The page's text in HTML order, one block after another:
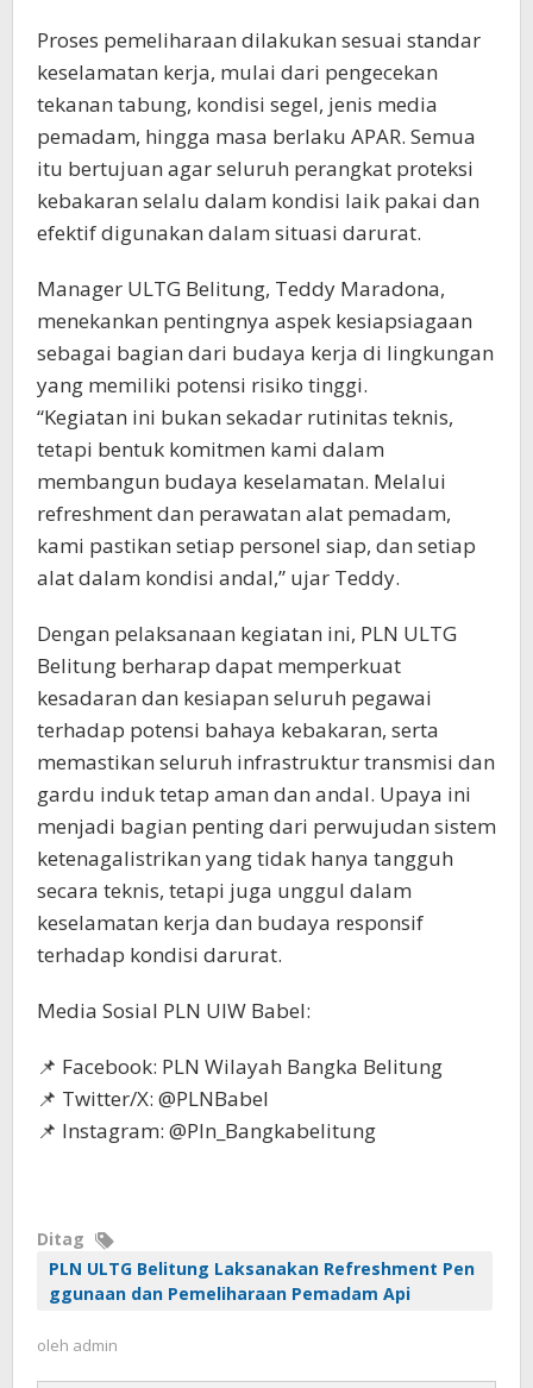
Proses pemeliharaan dilakukan sesuai standar
keselamatan kerja, mulai dari pengecekan
tekanan tabung, kondisi segel, jenis media
pemadam, hingga masa berlaku APAR. Semua
itu bertujuan agar seluruh perangkat proteksi
kebakaran selalu dalam kondisi laik pakai dan
efektif digunakan dalam situasi darurat.
Manager ULTG Belitung, Teddy Maradona,
menekankan pentingnya aspek kesiapsiagaan
sebagai bagian dari budaya kerja di lingkungan
yang memiliki potensi risiko tinggi.
“Kegiatan ini bukan sekadar rutinitas teknis,
tetapi bentuk komitmen kami dalam
membangun budaya keselamatan. Melalui
refreshment dan perawatan alat pemadam,
kami pastikan setiap personel siap, dan setiap
alat dalam kondisi andal,” ujar Teddy.
Dengan pelaksanaan kegiatan ini, PLN ULTG
Belitung berharap dapat memperkuat
kesadaran dan kesiapan seluruh pegawai
terhadap potensi bahaya kebakaran, serta
memastikan seluruh infrastruktur transmisi dan
gardu induk tetap aman dan andal. Upaya ini
menjadi bagian penting dari perwujudan sistem
ketenagalistrikan yang tidak hanya tangguh
secara teknis, tetapi juga unggul dalam
keselamatan kerja dan budaya responsif
terhadap kondisi darurat.
Media Sosial PLN UIW Babel:
📌 Facebook: PLN Wilayah Bangka Belitung
📌 Twitter/X: @PLNBabel
📌 Instagram: @Pln_Bangkabelitung
Ditag
PLN ULTG Belitung Laksanakan Refreshment Pen
ggunaan dan Pemeliharaan Pemadam Api
oleh admin